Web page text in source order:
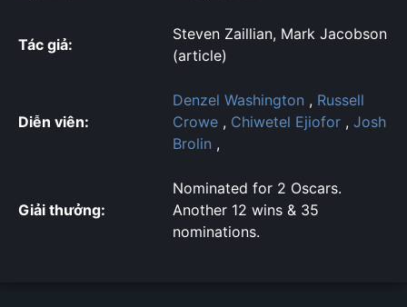
Tác giả:
Steven Zaillian, Mark Jacobson
(article)
Diễn viên:
Denzel Washington , Russell
Crowe , Chiwetel Ejiofor , Josh
Brolin ,
Giải thưởng:
Nominated for 2 Oscars.
Another 12 wins & 35
nominations.